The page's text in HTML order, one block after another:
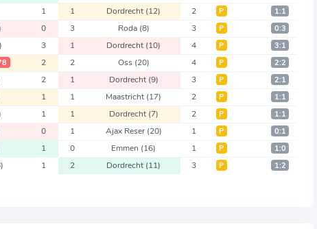
1 1 Dordrecht (12) 2 Р 1:1
0 3 Roda (8) 3 Р 0:3
3 1 Dordrecht (10) 4 Р 3:1
2 2 Oss (20) 4 Р 2:2
2 1 Dordrecht (9) 3 Р 2:1
1 1 Maastricht (17) 2 Р 1:1
1 1 Dordrecht (7) 2 Р 1:1
0 1 Ajax Reser(20) 1 Р 0:1
1 0 Emmen (16) 1 Р 1:0
1 2 Dordrecht (11) 3 Р 1:2